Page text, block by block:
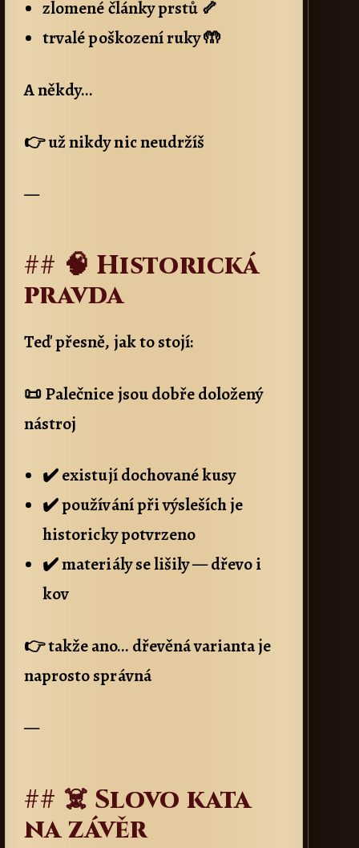
zlomené články prstů 🦴
trvalé poškození ruky 🤲
A někdy…
👉 už nikdy nic neudržíš
—
## 🧠 Historická
pravda
Teď přesně, jak to stojí:
📜 Palečnice jsou dobře doložený
nástroj
✔️ existují dochované kusy
✔️ používání při výsleších je
historicky potvrzeno
✔️ materiály se lišily — dřevo i
kov
👉 takže ano… dřevěná varianta je
naprosto správná
—
## ☠️ Slovo kata
na závěr